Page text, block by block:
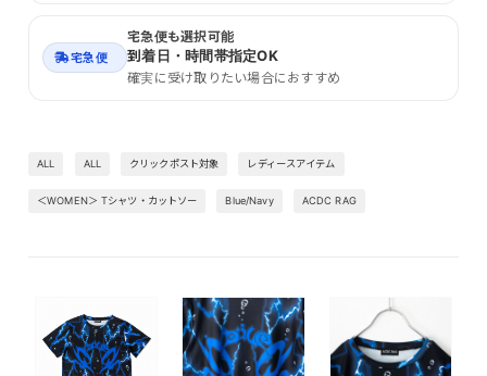
宅急便
宅急便も選択可能
到着日・時間帯指定OK
確実に受け取りたい場合におすすめ
ALL ALL クリックポスト対象 レディースアイテム
＜WOMEN＞ Tシャツ・カットソー Blue/Navy ACDC RAG